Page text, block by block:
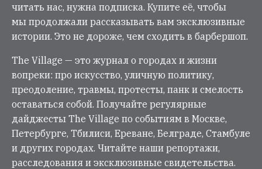
читать нас, нужна подписка. Купите её, чтобы
мы продолжали рассказывать вам эксклюзивные
истории. Это не дороже, чем сходить в барбершоп.
The Village — это журнал о городах и жизни
вопреки: про искусство, уличную политику,
преодоление, травмы, протесты, панк и смелость
оставаться собой. Получайте регулярные
дайджесты The Village по событиям в Москве,
Петербурге, Тбилиси, Ереване, Белграде, Стамбуле
и других городах. Читайте наши репортажи,
расследования и эксклюзивные свидетельства.